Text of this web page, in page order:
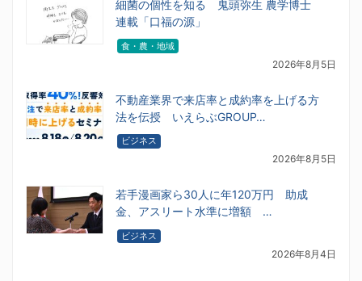
細菌の個性を知る 鬼頭弥生 農学博士
連載「口福の源」
食・農・地域
2026年8月5日
不動産業界で来店率と成約率を上げる方
法を伝授 いえらぶGROUP…
ビジネス
2026年8月5日
若手漫画家ら30人に年120万円 助成
金、アスリート水準に増額 …
ビジネス
2026年8月4日